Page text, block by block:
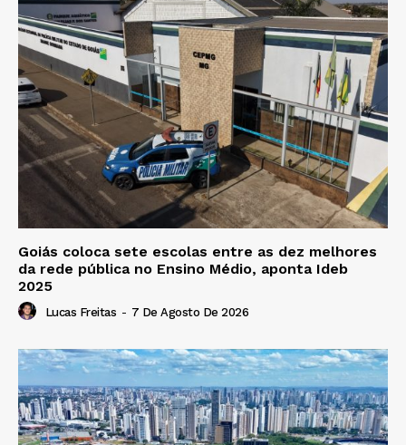
Goiás coloca sete escolas entre as dez melhores
da rede pública no Ensino Médio, aponta Ideb
2025
Lucas Freitas - 7 De Agosto De 2026